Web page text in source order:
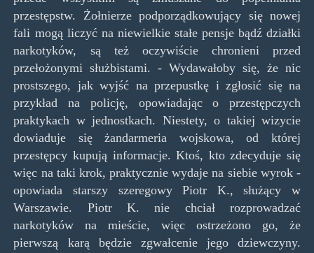
przestępstw. Żołnierze podporządkowujący się nowej
fali mogą liczyć na niewielkie stałe pensje bądź działki
narkotyków, są też oczywiście chronieni przed
przełożonymi służbistami. - Wydawałoby się, że nic
prostszego, jak wyjść na przepustkę i zgłosić się na
przykład na policję, opowiadając o przestępczych
praktykach w jednostkach. Niestety, o takiej wizycie
dowiaduje się żandarmeria wojskowa, od której
przestępcy kupują informacje. Ktoś, kto zdecyduje się
więc na taki krok, praktycznie wydaje na siebie wyrok -
opowiada starszy szeregowy Piotr K., służący w
Warszawie. Piotr K. nie chciał rozprowadzać
narkotyków na mieście, więc ostrzeżono go, że
pierwszą karą będzie zgwałcenie jego dziewczyny.